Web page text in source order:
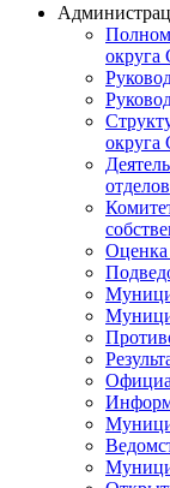
округа
округа
отделов
Оценка